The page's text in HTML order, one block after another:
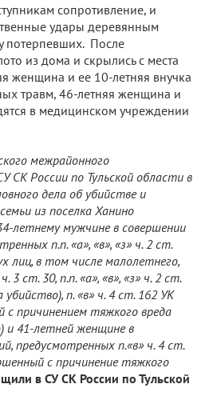
сопротивление, и
удары деревянным
потерпевших. После
из дома и скрылись с места
женщина и ее 10-летняя внучка
травм, 46-летняя женщина и
в медицинском учреждении
межрайонного
СК России по Тульской области в
дела об убийстве и
из поселка Ханино
летнему мужчине в совершении
п.п. «а», «в», «з» ч. 2 ст.
лиц, в том числе малолетнего,
3 ст. 30, п.п. «а», «в», «з» ч. 2 ст.
п. «в» ч. 4 ст. 162 УК
с причинением тяжкого вреда
и 41-летней женщине в
предусмотренных п.«в» ч. 4 ст.
с причинение тяжкого
в СУ СК России по Тульской